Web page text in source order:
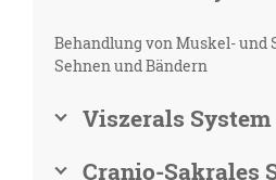
Behandlung von Muskel- und
Sehnen und Bändern
Viszerals System
Cranio-Sakrales